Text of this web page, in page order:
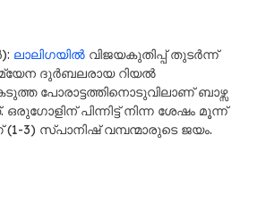
ലാലിഗയിൽ വിജയകുതിപ്പ് തുടർന്ന്
ദുർബലരായ റിയൽ
പോരാട്ടത്തിനൊടുവിലാണ് ബാഴ്സ
ഒരുഗോളിന് പിന്നിട്ട് നിന്ന ശേഷം മൂന്ന്
(1-3) സ്പാനിഷ് വമ്പന്മാരുടെ ജയം.